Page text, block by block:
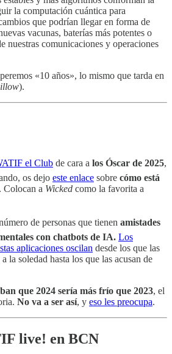
la computación cuántica para
que podrían llegar en forma de
vacunas, baterías más potentes o
nuestras comunicaciones y operaciones
«10 años», lo mismo que tarda en
).
el Club de cara a los Óscar de 2025,
os dejo este enlace sobre cómo está
Colocan a Wicked como la favorita a
de personas que tienen amistades
con chatbots de IA. Los
aplicaciones oscilan desde los que las
la soledad hasta los que las acusan de
que 2024 sería más frío que 2023, el
No va a ser así, y eso les preocupa.
live! en BCN